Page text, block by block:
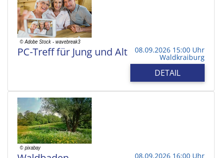
PC-Treff für Jung und Alt 08.09.2026 15:00 Uhr
Waldkraiburg
DETAIL
08.09.2026 16:00 Uhr